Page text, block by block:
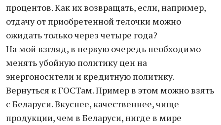
процентов. Как их возвращать, если, например,
отдачу от приобретенной телочки можно
ожидать только через четыре года?
На мой взгляд, в первую очередь необходимо
менять убойную политику цен на
энергоносители и кредитную политику.
Вернуться к ГОСТам. Пример в этом можно взять
с Беларуси. Вкуснее, качественнее, чище
продукции, чем в Беларуси, нигде в мире